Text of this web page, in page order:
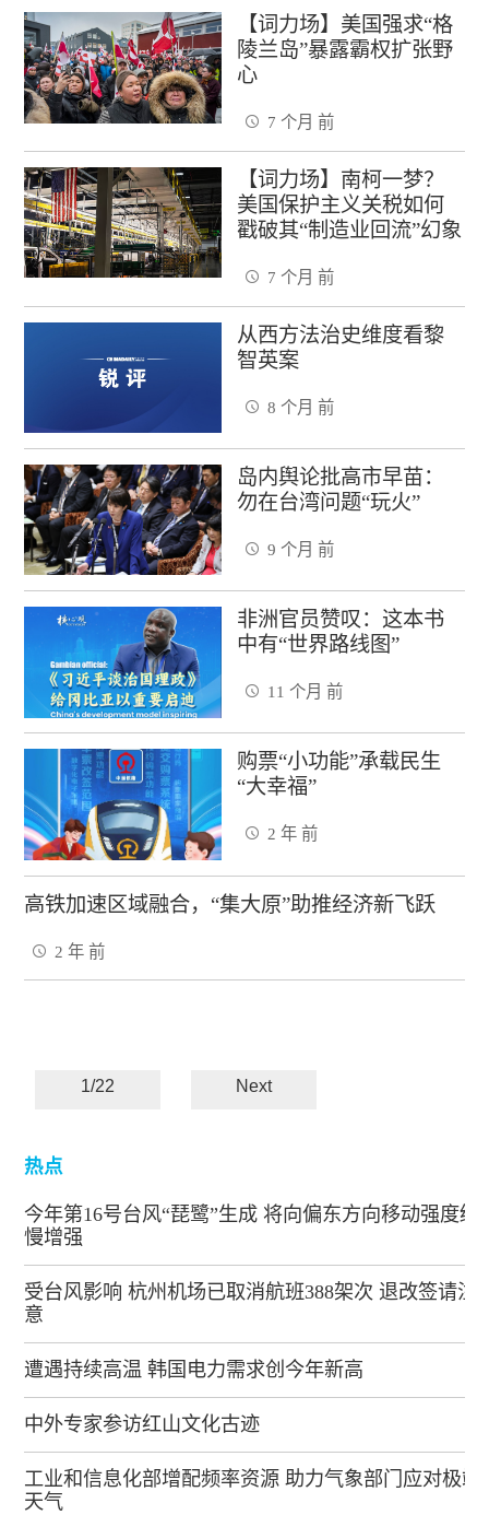
【词力场】美国强求“格
陵兰岛”暴露霸权扩张野
心
7 个月 前
【词力场】南柯一梦？
美国保护主义关税如何
戳破其“制造业回流”幻象
7 个月 前
从西方法治史维度看黎
智英案
8 个月 前
岛内舆论批高市早苗：
勿在台湾问题“玩火”
9 个月 前
非洲官员赞叹：这本书
中有“世界路线图”
11 个月 前
购票“小功能”承载民生
“大幸福”
2 年 前
高铁加速区域融合，“集大原”助推经济新飞跃
2 年 前
1/22 Next
热点
今年第16号台风“琵鹭”生成 将向偏东方向移动强度缓
慢增强
受台风影响 杭州机场已取消航班388架次 退改签请注
意
遭遇持续高温 韩国电力需求创今年新高
中外专家参访红山文化古迹
工业和信息化部增配频率资源 助力气象部门应对极端
天气